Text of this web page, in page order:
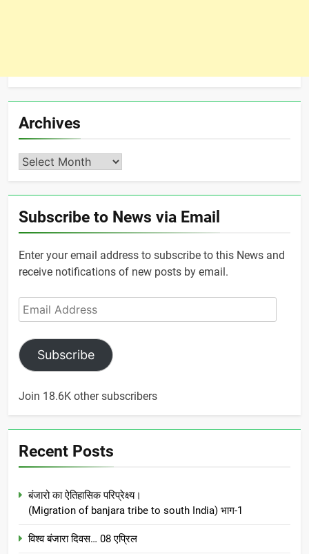
Archives
Archives
Subscribe to News via Email
Enter your email address to subscribe to this News and
receive notifications of new posts by email.
Email
Address
Subscribe
Join 18.6K other subscribers
Recent Posts
बंजारो का ऐतिहासिक परिप्रेक्ष्य।
(Migration of banjara tribe to south India) भाग-1
विश्व बंजारा दिवस… 08 एप्रिल